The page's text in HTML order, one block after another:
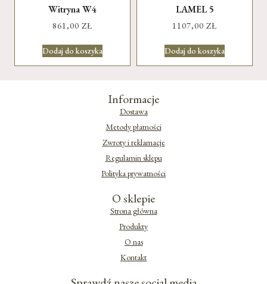
Witryna W4
861,00 ZŁ
Dodaj do koszyka
LAMEL 5
1107,00 ZŁ
Dodaj do koszyka
Informacje
Dostawa
Metody płatności
Zwroty i reklamacje
Regulamin sklepu
Polityka prywatności
O sklepie
Strona główna
Produkty
O nas
Kontakt